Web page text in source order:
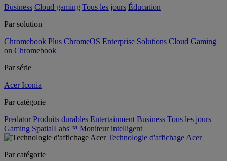
Business Cloud gaming Tous les jours Éducation
Par solution
Chromebook Plus ChromeOS Enterprise Solutions Cloud Gaming
on Chromebook
Par série
Acer Iconia
Par catégorie
Predator Produits durables Entertainment Business Tous les jours
Gaming SpatialLabs™ Moniteur intelligent
Technologie d'affichage Acer
Par catégorie